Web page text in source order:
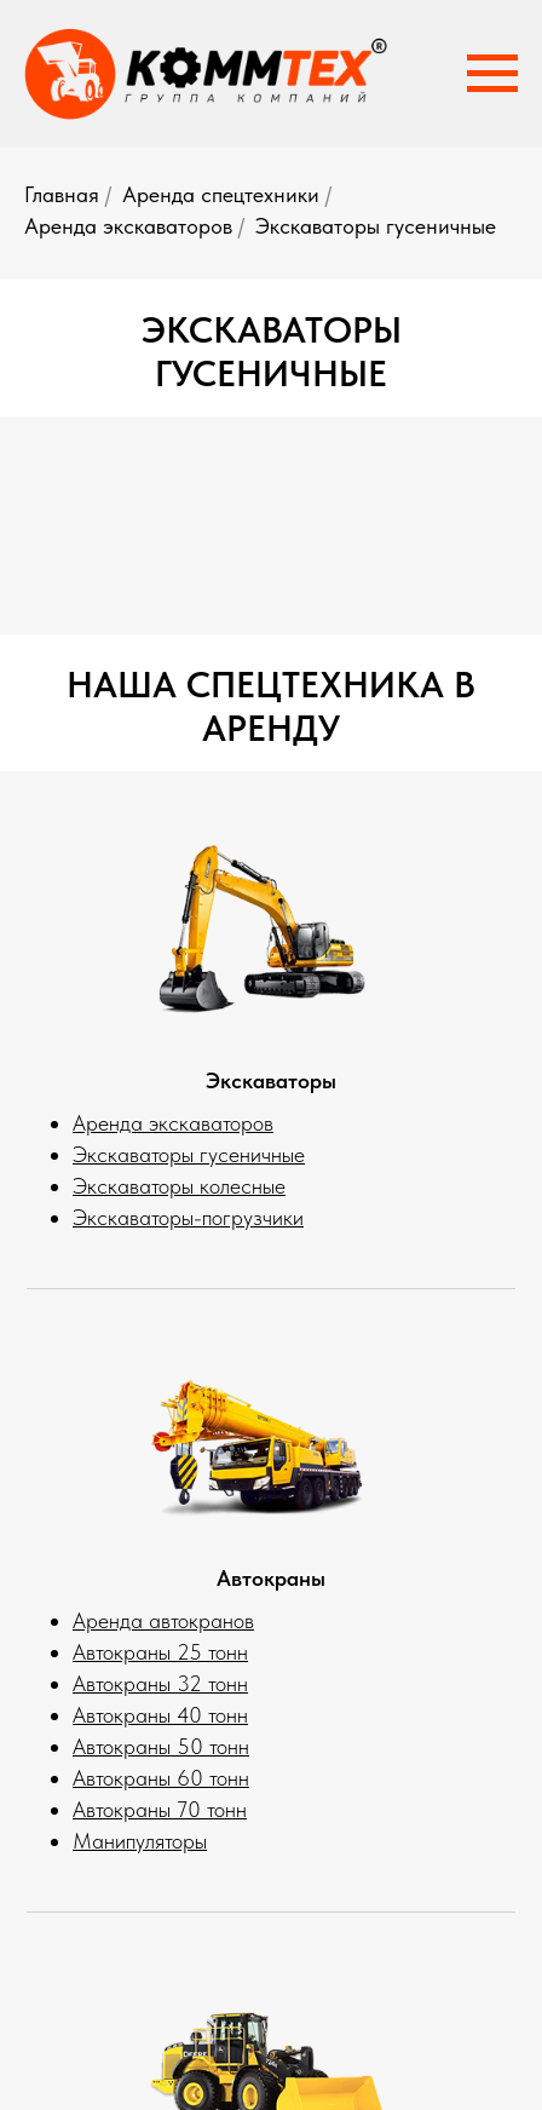
Главная / Аренда спецтехники /
Аренда экскаваторов / Экскаваторы гусеничные
ЭКСКАВАТОРЫ
ГУСЕНИЧНЫЕ
НАША СПЕЦТЕХНИКА В
АРЕНДУ
Экскаваторы
Аренда экскаваторов
Экскаваторы гусеничные
Экскаваторы колесные
Экскаваторы-погрузчики
Автокраны
Аренда автокранов
Автокраны 25 тонн
Автокраны 32 тонн
Автокраны 40 тонн
Автокраны 50 тонн
Автокраны 60 тонн
Автокраны 70 тонн
Манипуляторы